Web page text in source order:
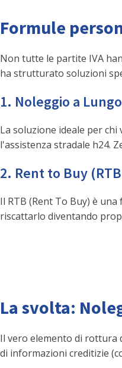
Formule
Non tutte le partite IVA
ha strutturato soluzioni
1. Noleggio a
La soluzione ideale per
l'assistenza stradale h24.
2. Rent to Buy
Il RTB (Rent To Buy) è
riscattarlo diventando
La svolta:
Il vero elemento di rottura
di informazioni creditizie